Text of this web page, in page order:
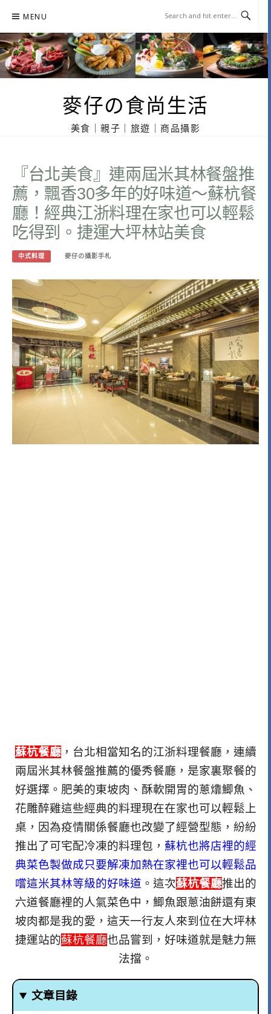
content
MENU
麥仔の食尚生活
美食｜親子｜旅遊｜商品攝影
『台北美食』連兩屆米其林餐盤推
薦，飄香30多年的好味道～蘇杭餐
廳！經典江浙料理在家也可以輕鬆
吃得到。捷運大坪林站美食
中式料理 麥仔の攝影手札
蘇杭餐廳，台北相當知名的江浙料理餐廳，連續
兩屆米其林餐盤推薦的優秀餐廳，是家裏聚餐的
好選擇。肥美的東坡肉、酥軟開胃的蔥㸆鯽魚、
花雕醉雞這些經典的料理現在在家也可以輕鬆上
桌，因為疫情關係餐廳也改變了經營型態，紛紛
推出了可宅配冷凍的料理包， 蘇杭也將店裡的經
典菜色製做成只要解凍加熱在家裡也可以輕鬆品
嚐這米其林等級的好味道 。這次蘇杭餐廳推出的
六道餐廳裡的人氣菜色中，鯽魚跟蔥油餅還有東
坡肉都是我的愛，這天一行友人來到位在大坪林
捷運站的蘇杭餐廳也品嘗到，好味道就是魅力無
法擋。
文章目錄